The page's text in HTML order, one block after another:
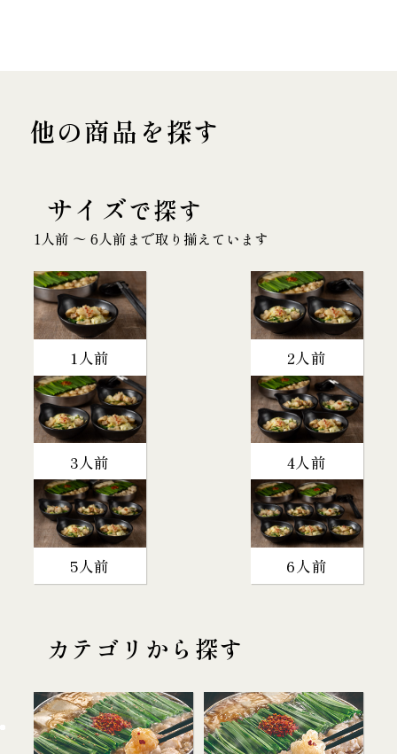
他の商品を探す
サイズで探す
1人前 〜 6人前まで取り揃えています
1人前 2人前
3人前 4人前
5人前 6人前
カテゴリから探す